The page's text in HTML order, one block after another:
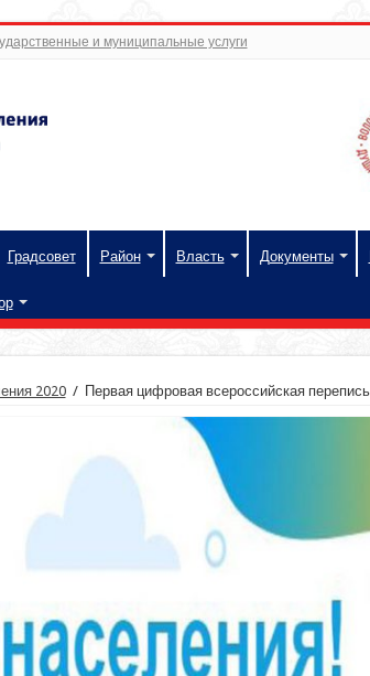
и муниципальные услуги
Градсовет Район Власть Документы
2020 / Первая цифровая всероссийская